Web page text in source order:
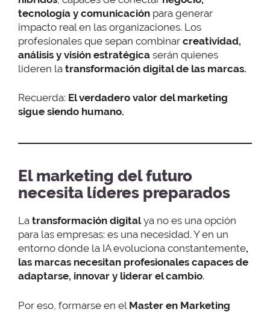
tecnología y comunicación para generar
impacto real en las organizaciones. Los
profesionales que sepan combinar creatividad,
análisis y visión estratégica serán quienes
lideren la transformación digital de las marcas.
Recuerda: El verdadero valor del marketing
sigue siendo humano.
El marketing del futuro
necesita líderes preparados
La transformación digitalya no es una opción
para las empresas: es una necesidad. Y en un
entorno donde la IA evoluciona constantemente,
las marcas necesitan profesionales capaces de
adaptarse, innovar y liderar el cambio.
Por eso, formarse en el Master en Marketing